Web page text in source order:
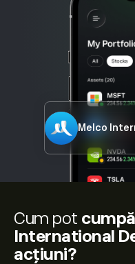
Cum pot
International
acțiuni?